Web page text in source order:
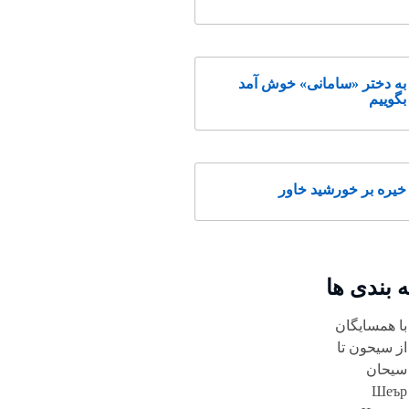
به دختر «سامانی» خوش آمد
بگوییم
خیره بر خورشید خاور
بندی ها
با همسایگان
از سیحون تا
سیحان
Шеър